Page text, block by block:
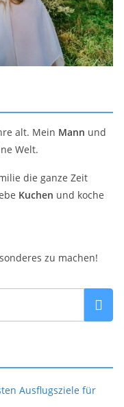
alt. Mein Mann und
Welt.
die ganze Zeit
Kuchen und koche
zu machen!
Ausflugsziele für